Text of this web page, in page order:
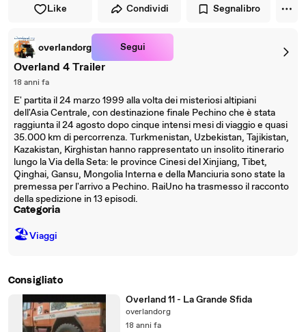
Like Condividi Segnalibro
overlandorg Segui
Overland 4 Trailer
18 anni fa
E' partita il 24 marzo 1999 alla volta dei misteriosi altipiani
dell'Asia Centrale, con destinazione finale Pechino che è stata
raggiunta il 24 agosto dopo cinque intensi mesi di viaggio e quasi
35.000 km di percorrenza. Turkmenistan, Uzbekistan, Tajikistan,
Kazakistan, Kirghistan hanno rappresentato un insolito itinerario
lungo la Via della Seta: le province Cinesi del Xinjiang, Tibet,
Qinghai, Gansu, Mongolia Interna e della Manciuria sono state la
premessa per l'arrivo a Pechino. RaiUno ha trasmesso il racconto
della spedizione in 13 episodi.
Categoria
🏖Viaggi
Consigliato
Overland 11 - La Grande Sfida
overlandorg
18 anni fa